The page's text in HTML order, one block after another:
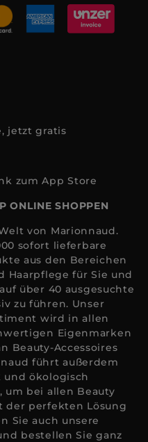
jetzt gratis
ONLINE SHOPPEN
von Marionnaud.
sofort lieferbare
aus den Bereichen
Haarpflege für Sie und
über 40 ausgesuchte
zu führen. Unser
wird in allen
Eigenmarken
Beauty-Accessoires
führt außerdem
und ökologisch
bei allen Beauty
der perfekten Lösung
Sie auch unsere
bestellen Sie ganz